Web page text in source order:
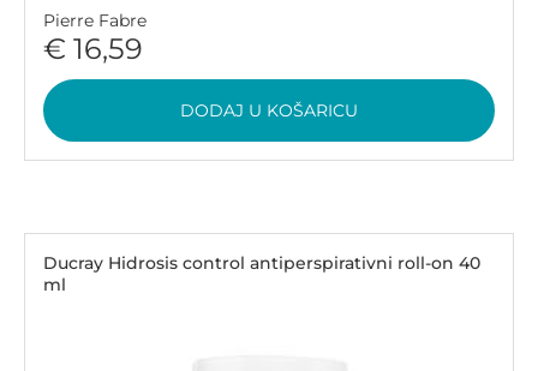
Pierre Fabre
€ 16,59
DODAJ U KOŠARICU
Ducray Hidrosis control antiperspirativni roll-on 40
ml